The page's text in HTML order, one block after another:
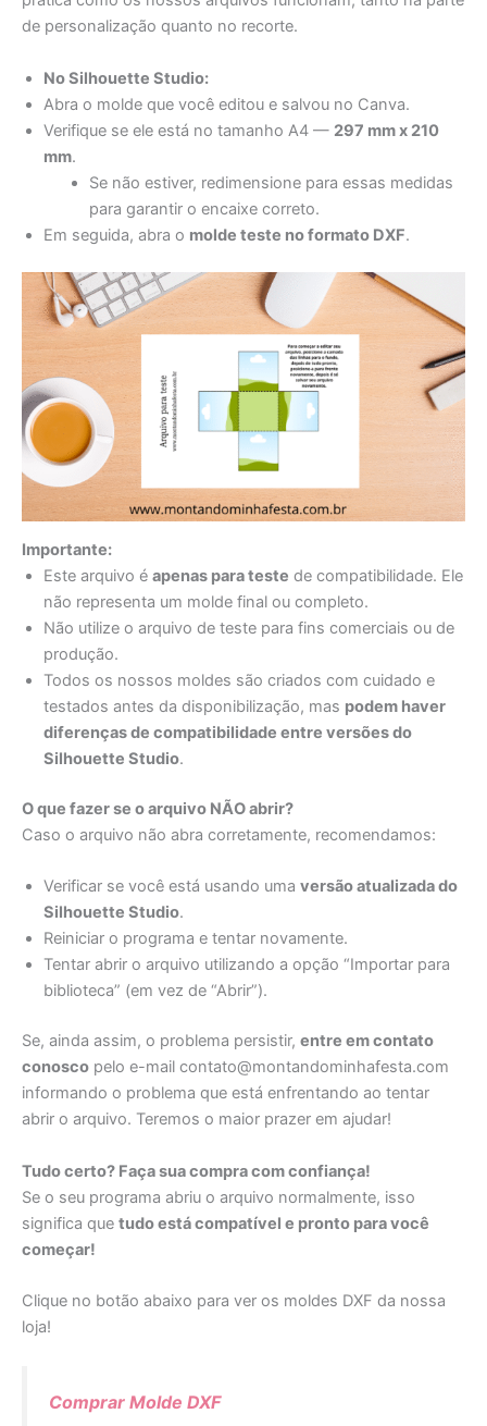
de personalização quanto no recorte.
No Silhouette Studio:
Abra o molde que você editou e salvou no Canva.
Verifique se ele está no tamanho A4 — 297 mm x 210
mm.
Se não estiver, redimensione para essas medidas
para garantir o encaixe correto.
Em seguida, abra o molde teste no formato DXF.
Importante:
Este arquivo é apenas para teste de compatibilidade. Ele
não representa um molde final ou completo.
Não utilize o arquivo de teste para fins comerciais ou de
produção.
Todos os nossos moldes são criados com cuidado e
testados antes da disponibilização, mas podem haver
diferenças de compatibilidade entre versões do
Silhouette Studio.
O que fazer se o arquivo NÃO abrir?
Caso o arquivo não abra corretamente, recomendamos:
Verificar se você está usando uma versão atualizada do
Silhouette Studio.
Reiniciar o programa e tentar novamente.
Tentar abrir o arquivo utilizando a opção “Importar para
biblioteca” (em vez de “Abrir”).
Se, ainda assim, o problema persistir, entre em contato
conosco pelo e-mail contato@montandominhafesta.com
informando o problema que está enfrentando ao tentar
abrir o arquivo. Teremos o maior prazer em ajudar!
Tudo certo? Faça sua compra com confiança!
Se o seu programa abriu o arquivo normalmente, isso
significa que tudo está compatível e pronto para você
começar!
Clique no botão abaixo para ver os moldes DXF da nossa
loja!
Comprar Molde DXF